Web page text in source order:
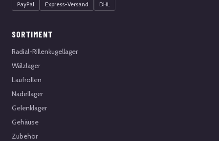
PayPal Express-Versand DHL
SORTIMENT
Radial-Rillenkugellager
Wälzlager
Laufrollen
Nadellager
Gelenklager
Gehäuse
Zubehör